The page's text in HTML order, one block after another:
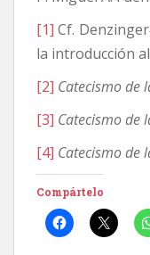
[1] Cf.
la introducción
[2] Catecismo de
[3] Catecismo de
[4] Catecismo de
Compártelo